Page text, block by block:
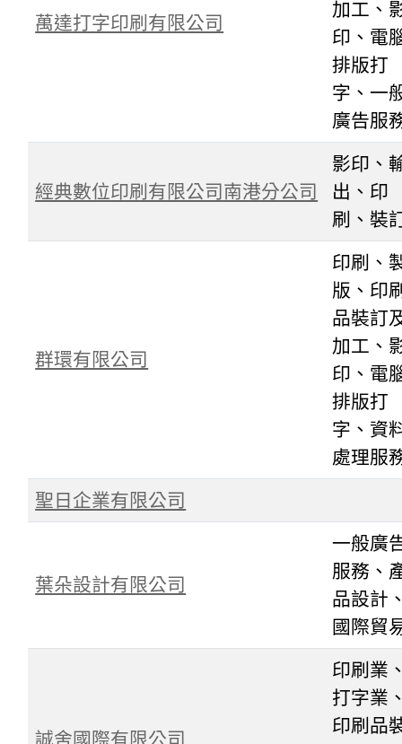
萬達打字印刷有限公司
加工、
印、電
排版打
字、一
廣告服
經典數位印刷有限公司南港分公司
影印、
出、印
刷、裝
群環有限公司
印刷、
版、印
品裝訂
加工、
印、電
排版打
字、資
處理服
聖日企業有限公司
葉朵設計有限公司
一般廣
服務、
品設計
國際貿
誠舍國際有限公司
印刷業
打字業
印刷品